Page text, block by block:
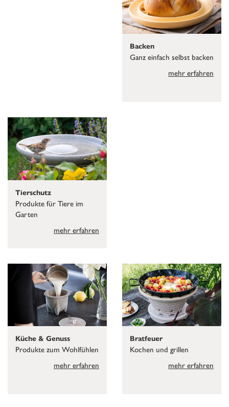
Backen
Ganz einfach selbst backen
mehr erfahren
Tierschutz
Produkte für Tiere im
Garten
mehr erfahren
Küche & Genuss
Produkte zum Wohlfühlen
mehr erfahren
Bratfeuer
Kochen und grillen
mehr erfahren